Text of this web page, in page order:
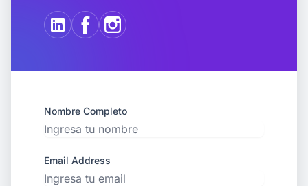
Nombre Completo
Email Address